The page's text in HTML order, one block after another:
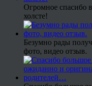
Огромное спасибо
холсте!
Безумно рады
фото, видео отзыв.